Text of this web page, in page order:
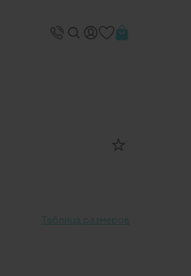
Таблица размеров